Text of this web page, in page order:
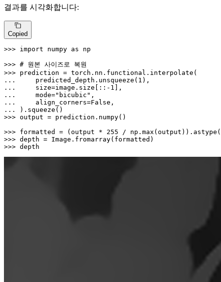
결과를 시각화합니다:
Copied
>>> import numpy as np
>>> # 원본 사이즈로 복원
>>>
...
    predicted_depth.unsqueeze(
1
...
    size=image.size[::-
1
...
    mode=
"bicubic"
...
    align_corners=
False
...
>>> output = prediction.numpy()
>>> formatted = (output * 255 / np. max (output)).astype(
>>>
>>> depth